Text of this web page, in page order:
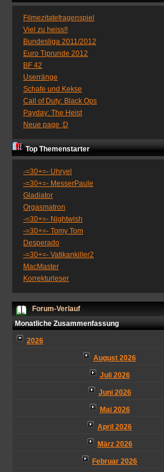
Filmezitatefragenspiel
Viel zu heiss!!
Bundesliga 2011/2012
Euro Tiprunde 2012
BF 42
Userränge
Schafe und Kekse
Call of Duty: Black Ops
Payday: The Heist
Neue page ;D
Top Themenstarter
-=30+=- Uhryel
-=30+=- MesserPaule
Gladiator
Orgasmatron
-=30+=- Nightwish
-=30+=- Tomy Tom
Desperado
-=30+=- Vatikankiller2
MacMaster
Korrekturleser
Forum-Verlauf
Monatliche Zusammenfassung
2026
August 2026
Juli 2026
Juni 2026
Mai 2026
April 2026
März 2026
Februar 2026